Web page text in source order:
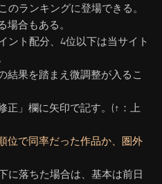
のランキングに登場できる。
合もある。
ント配分、4位以下は当サイト
結果を踏まえ微調整が入るこ
正」欄に矢印で記す。(↑：上
位で同率だった作品か、圏外
に落ちた場合は、基本は前日